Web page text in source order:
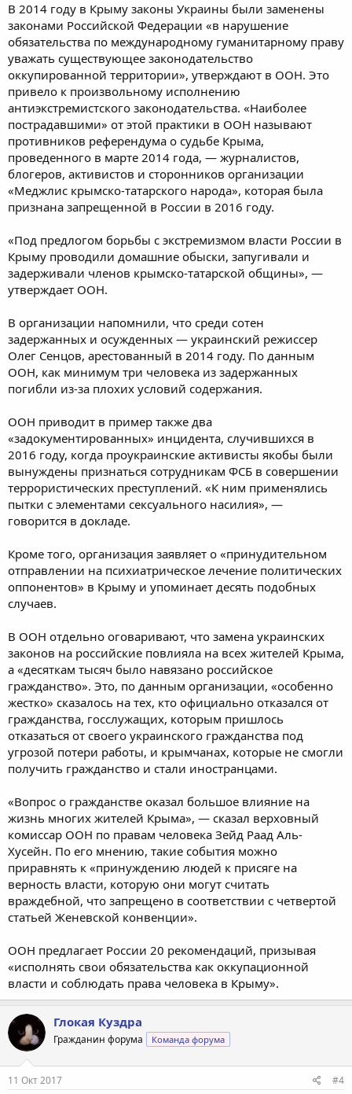
В 2014 году в Крыму законы Украины были заменены
законами Российской Федерации «в нарушение
обязательства по международному гуманитарному праву
уважать существующее законодательство
оккупированной территории», утверждают в ООН. Это
привело к произвольному исполнению
антиэкстремистского законодательства. «Наиболее
пострадавшими» от этой практики в ООН называют
противников референдума о судьбе Крыма,
проведенного в марте 2014 года, — журналистов,
блогеров, активистов и сторонников организации
«Меджлис крымско-татарского народа», которая была
признана запрещенной в России в 2016 году.
«Под предлогом борьбы с экстремизмом власти России в
Крыму проводили домашние обыски, запугивали и
задерживали членов крымско-татарской общины», —
утверждает ООН.
В организации напомнили, что среди сотен
задержанных и осужденных — украинский режиссер
Олег Сенцов, арестованный в 2014 году. По данным
ООН, как минимум три человека из задержанных
погибли из-за плохих условий содержания.
ООН приводит в пример также два
«задокументированных» инцидента, случившихся в
2016 году, когда проукраинские активисты якобы были
вынуждены признаться сотрудникам ФСБ в совершении
террористических преступлений. «К ним применялись
пытки с элементами сексуального насилия», —
говорится в докладе.
Кроме того, организация заявляет о «принудительном
отправлении на психиатрическое лечение политических
оппонентов» в Крыму и упоминает десять подобных
случаев.
В ООН отдельно оговаривают, что замена украинских
законов на российские повлияла на всех жителей Крыма,
а «десяткам тысяч было навязано российское
гражданство». Это, по данным организации, «особенно
жестко» сказалось на тех, кто официально отказался от
гражданства, госслужащих, которым пришлось
отказаться от своего украинского гражданства под
угрозой потери работы, и крымчанах, которые не смогли
получить гражданство и стали иностранцами.
«Вопрос о гражданстве оказал большое влияние на
жизнь многих жителей Крыма», — сказал верховный
комиссар ООН по правам человека Зейд Раад Аль-
Хусейн. По его мнению, такие события можно
приравнять к «принуждению людей к присяге на
верность власти, которую они могут считать
враждебной, что запрещено в соответствии с четвертой
статьей Женевской конвенции».
ООН предлагает России 20 рекомендаций, призывая
«исполнять свои обязательства как оккупационной
власти и соблюдать права человека в Крыму».
Глокая Куздра
Гражданин форума Команда форума
11 Окт 2017 #4